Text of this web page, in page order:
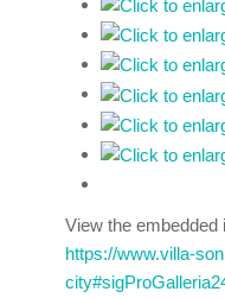
View the embedded
https://www.villa-